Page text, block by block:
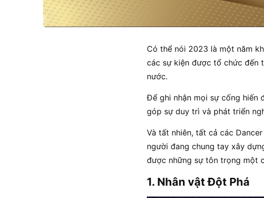
Có thể nói 2023 là một năm
các sự kiện được tổ chức đến
nước.
Để ghi nhận mọi sự cống hiến
góp sự duy trì và phát triển
Và tất nhiên, tất cả các
người đang chung tay xây
được những sự tôn trọng một
1. Nhân vật Đột Phá